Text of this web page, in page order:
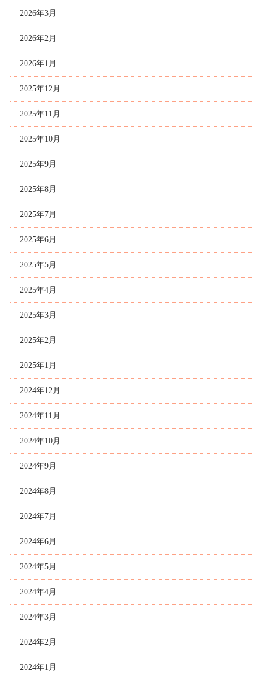
2026年3月
2026年2月
2026年1月
2025年12月
2025年11月
2025年10月
2025年9月
2025年8月
2025年7月
2025年6月
2025年5月
2025年4月
2025年3月
2025年2月
2025年1月
2024年12月
2024年11月
2024年10月
2024年9月
2024年8月
2024年7月
2024年6月
2024年5月
2024年4月
2024年3月
2024年2月
2024年1月